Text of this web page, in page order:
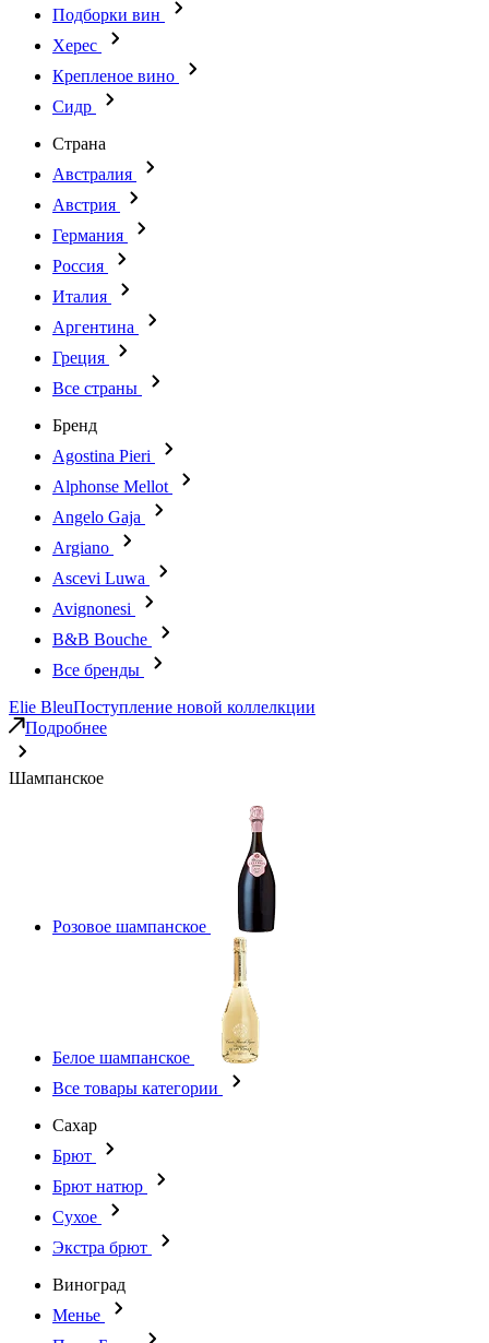
Подборки вин
Херес
Крепленое вино
Сидр
Страна
Австралия
Австрия
Германия
Россия
Италия
Аргентина
Греция
Все страны
Бренд
Agostina Pieri
Alphonse Mellot
Angelo Gaja
Argiano
Ascevi Luwa
Avignonesi
B&B Bouche
Все бренды
Elie BleuПоступление новой коллелкции
Подробнее
Шампанское
Розовое шампанское
Белое шампанское
Все товары категории
Сахар
Брют
Брют натюр
Сухое
Экстра брют
Виноград
Менье